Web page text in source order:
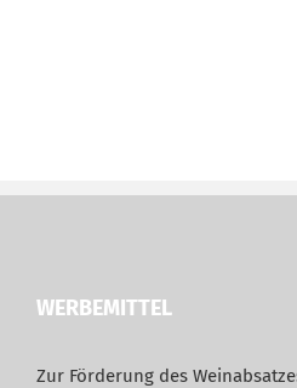
WERBEMITTEL
Zur Förderung des